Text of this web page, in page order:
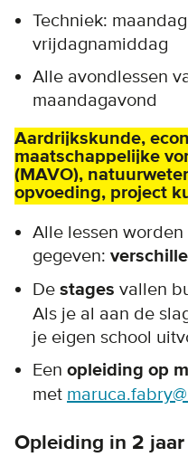
Techniek:
vrijdagnamiddag
Alle avondlessen
maandagavond
Aardrijkskunde,
maatschappelijke
(MAVO),
opvoeding, project
Alle lessen
gegeven:
De stages vallen
Als je al aan de
je eigen school
Een opleiding op
met
Opleiding in 2